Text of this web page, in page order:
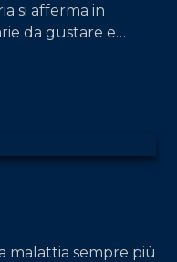
si afferma in
da gustare e
malattia sempre più